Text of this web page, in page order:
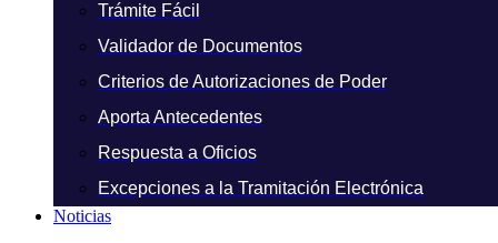
Trámite Fácil
Validador de Documentos
Criterios de Autorizaciones de Poder
Aporta Antecedentes
Respuesta a Oficios
Excepciones a la Tramitación Electrónica
Noticias